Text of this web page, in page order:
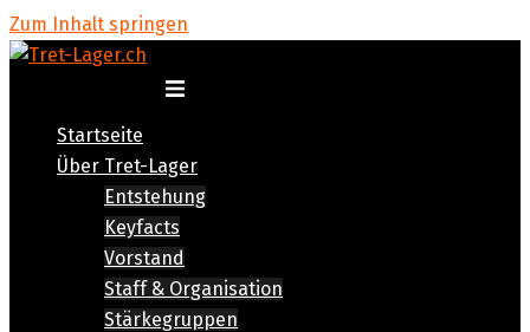
Zum Inhalt springen
Startseite
Über Tret-Lager
Entstehung
Keyfacts
Vorstand
Staff & Organisation
Stärkegruppen